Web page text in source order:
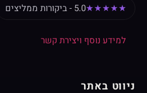
★★★★★5.0 - ביקורות ממליצים
למידע נוסף ויצירת קשר
ניווט באתר